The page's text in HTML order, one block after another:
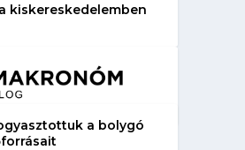
kiskereskedelemben
a bolygó